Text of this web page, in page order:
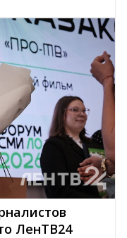
ЛенТВ24